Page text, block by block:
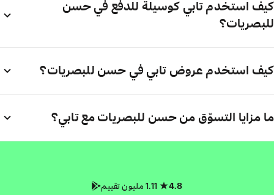
كيف استخدم تابي كوسيلة للدفع في حسن
للبصريات؟
كيف استخدم عروض تابي في حسن للبصريات؟
ما مزايا التسوّق من حسن للبصريات مع تابي؟
4.8